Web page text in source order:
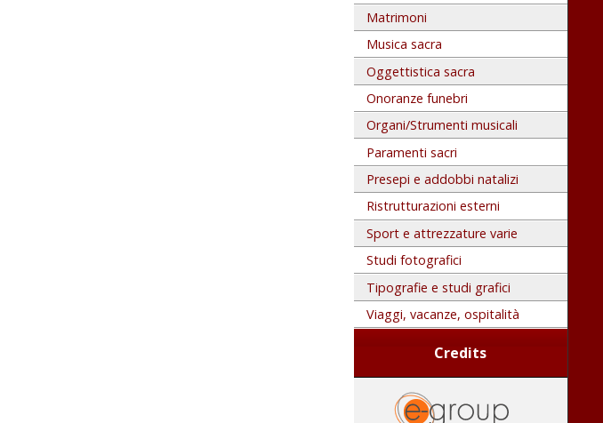
Matrimoni
Musica sacra
Oggettistica sacra
Onoranze funebri
Organi/Strumenti musicali
Paramenti sacri
Presepi e addobbi natalizi
Ristrutturazioni esterni
Sport e attrezzature varie
Studi fotografici
Tipografie e studi grafici
Viaggi, vacanze, ospitalità
Credits